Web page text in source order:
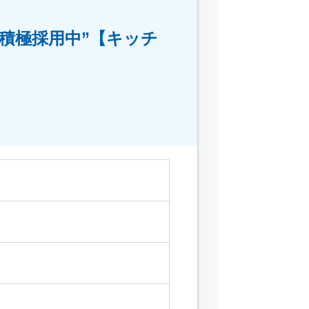
極採用中”【キッチ